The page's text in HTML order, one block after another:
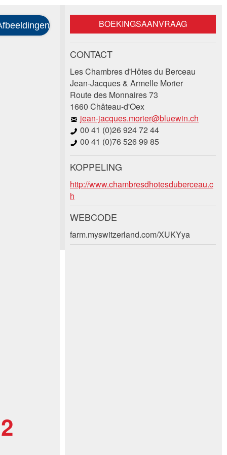
BOEKINGSAANVRAAG
CONTACT
Les Chambres d'Hôtes du Berceau
Jean-Jacques & Armelle Morier
Route des Monnaires 73
1660 Château-d'Oex
jean-jacques.morier@bluewin.ch
00 41 (0)26 924 72 44
00 41 (0)76 526 99 85
KOPPELING
http://www.chambresdhotesduberceau.c
h
WEBCODE
farm.myswitzerland.com/XUKYya